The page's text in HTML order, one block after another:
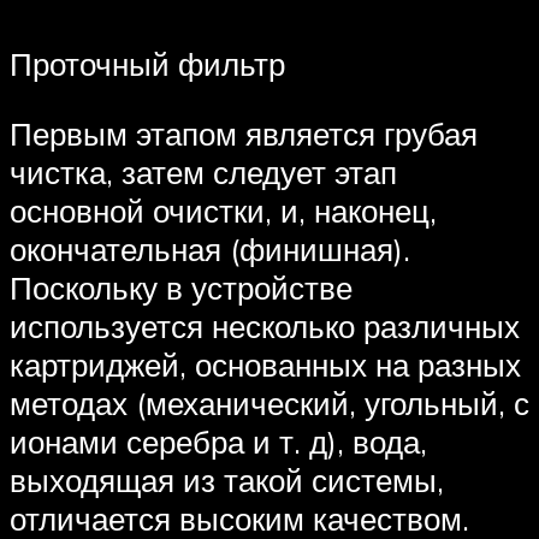
Проточный фильтр
Первым этапом является грубая
чистка, затем следует этап
основной очистки, и, наконец,
окончательная (финишная).
Поскольку в устройстве
используется несколько различных
картриджей, основанных на разных
методах (механический, угольный, с
ионами серебра и т. д), вода,
выходящая из такой системы,
отличается высоким качеством.